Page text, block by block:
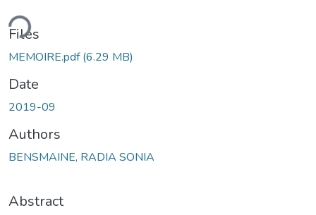
Files
MEMOIRE.pdf(6.29 MB)
Date
2019-09
Authors
BENSMAINE, RADIA SONIA
Abstract